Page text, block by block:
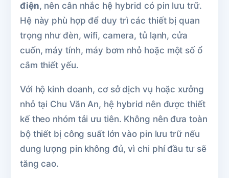
điện, nên cân nhắc hệ hybrid có pin lưu trữ.
Hệ này phù hợp để duy trì các thiết bị quan
trọng như đèn, wifi, camera, tủ lạnh, cửa
cuốn, máy tính, máy bơm nhỏ hoặc một số ổ
cắm thiết yếu.
Với hộ kinh doanh, cơ sở dịch vụ hoặc xưởng
nhỏ tại Chu Văn An, hệ hybrid nên được thiết
kế theo nhóm tải ưu tiên. Không nên đưa toàn
bộ thiết bị công suất lớn vào pin lưu trữ nếu
dung lượng pin không đủ, vì chi phí đầu tư sẽ
tăng cao.